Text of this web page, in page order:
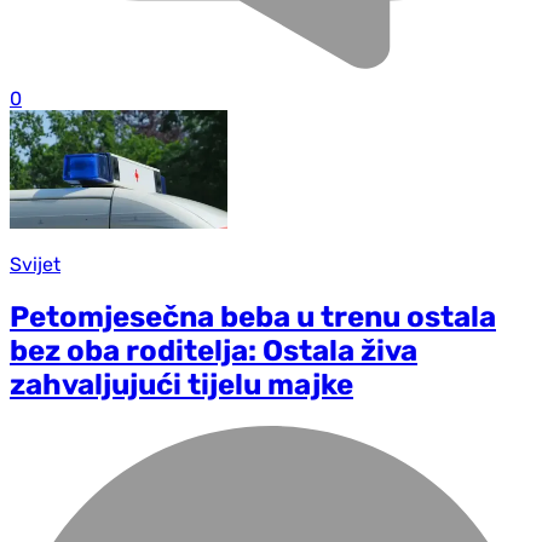
0
Svijet
Petomjesečna beba u trenu ostala
bez oba roditelja: Ostala živa
zahvaljujući tijelu majke